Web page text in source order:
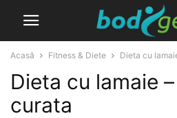
Acasă Fitness & Diete Dieta cu
Dieta cu lamaie
curata